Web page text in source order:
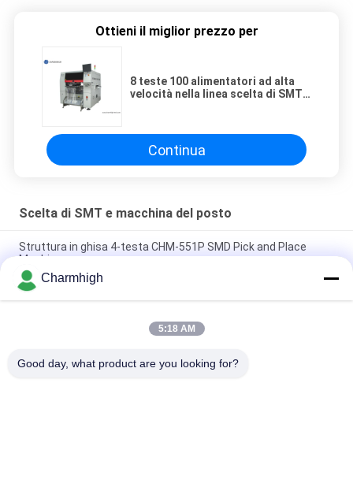
Ottieni il miglior prezzo per
8 teste 100 alimentatori ad alta
velocità nella linea scelta di SMT e
Continua
Scelta di SMT e macchina del posto
Struttura in ghisa 4-testa CHM-551P SMD Pick and Place
Machine
Modulo TC06 di precisione elevata con design stretto,
macchina SMT pick and place, 6 teste, supporta 01005
Charmhigh TM08 Macchina per il posizionamento del
Charmhigh
5:18 AM
Good day, what product are you looking for?